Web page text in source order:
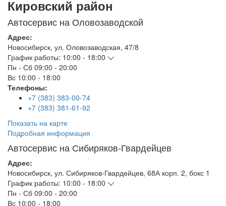
Кировский район
Автосервис на Оловозаводской
Адрес:
Новосибирск, ул. Оловозаводская, 47/8
График работы: 10:00 - 18:00
Пн - Сб 09:00 - 20:00
Вс 10:00 - 18:00
Телефоны:
+7 (383) 383-00-74
+7 (383) 381-61-92
Показать на карте
Подробная информация
Автосервис на Сибиряков-Гвардейцев
Адрес:
Новосибирск, ул. Сибиряков-Гвардейцев, 68А корп. 2, бокс 1
График работы: 10:00 - 18:00
Пн - Сб 09:00 - 20:00
Вс 10:00 - 18:00